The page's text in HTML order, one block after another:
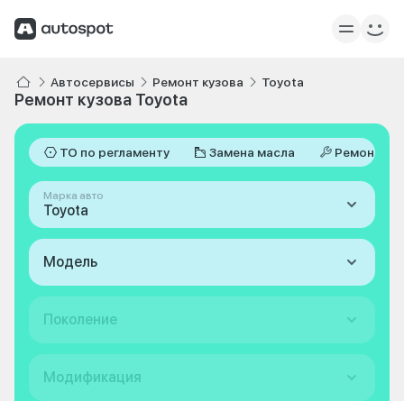
Автосервисы Ремонт кузова Toyota
Ремонт кузова Toyota
ТО по регламенту Замена масла Ремонт
Марка авто
Toyota
Модель
Поколение
Модификация